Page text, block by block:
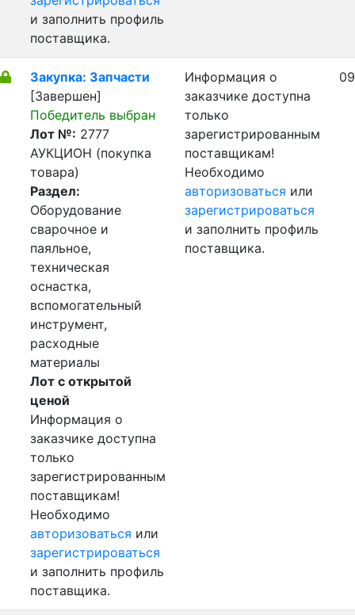
и заполнить профиль
поставщика.
Закупка: Запчасти
[Завершен]
Победитель выбран
Лот №: 2777
АУКЦИОН (покупка
товара)
Раздел:
Оборудование
сварочное и
паяльное,
техническая
оснастка,
вспомогательный
инструмент,
расходные
материалы
Лот с открытой
ценой
Информация о
заказчике доступна
только
зарегистрированным
поставщикам!
Необходимо
авторизоваться или
зарегистрироваться
и заполнить профиль
поставщика.
Информация о
заказчике доступна
только
зарегистрированным
поставщикам!
Необходимо
авторизоваться или
зарегистрироваться
и заполнить профиль
поставщика.